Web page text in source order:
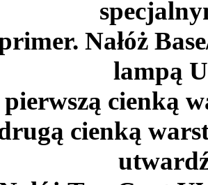
Nałóż
lampą
pierwszą cienką
cienką